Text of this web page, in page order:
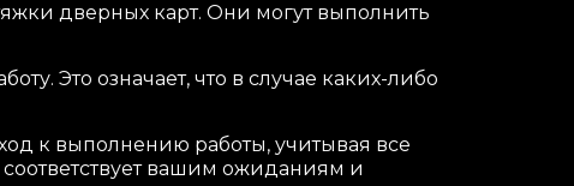
дверных карт. Они могут выполнить
Это означает, что в случае каких-либо
к выполнению работы, учитывая все
вашим ожиданиям и